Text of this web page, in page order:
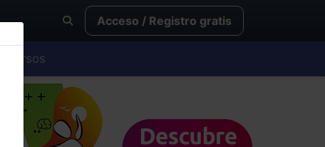
Acceso / Registro gratis
Cursos